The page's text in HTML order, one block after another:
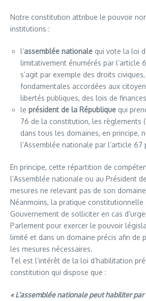
Notre constitution attribue le pouvoir
institutions :
l’assemblée nationale qui vote la loi
limitativement énumérés par l’article
s’agit par exemple des droits
fondamentales accordées aux
libertés publiques, des lois de
le président de la République qui
76 de la constitution, les règlements
dans tous les domaines, en principe,
l’Assemblée nationale par l’article 67
En principe, cette répartition de
l’Assemblée nationale ou au Président
mesures ne relevant pas de son
Néanmoins, la pratique constitutionnelle
Gouvernement de solliciter en cas
Parlement pour exercer le pouvoir
limité et dans un domaine précis afin de
les mesures nécessaires.
Tel est l’intérêt de la loi d’habilitation
constitution qui dispose que :
« L’assemblée nationale peut habiliter